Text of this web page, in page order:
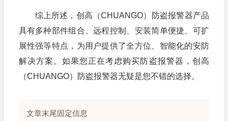
综上所述，创高（CHUANGO）防盗报警器产品
具有多种部件组合、远程控制、安装简单便捷、可扩
展性强等特点，为用户提供了全方位、智能化的安防
解决方案。如果您正在考虑购买防盗报警器，创高
（CHUANGO）防盗报警器无疑是您不错的选择。
文章末尾固定信息